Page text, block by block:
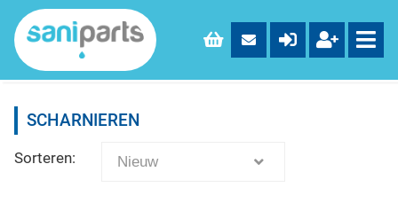
SCHARNIEREN
Sorteren: Nieuw